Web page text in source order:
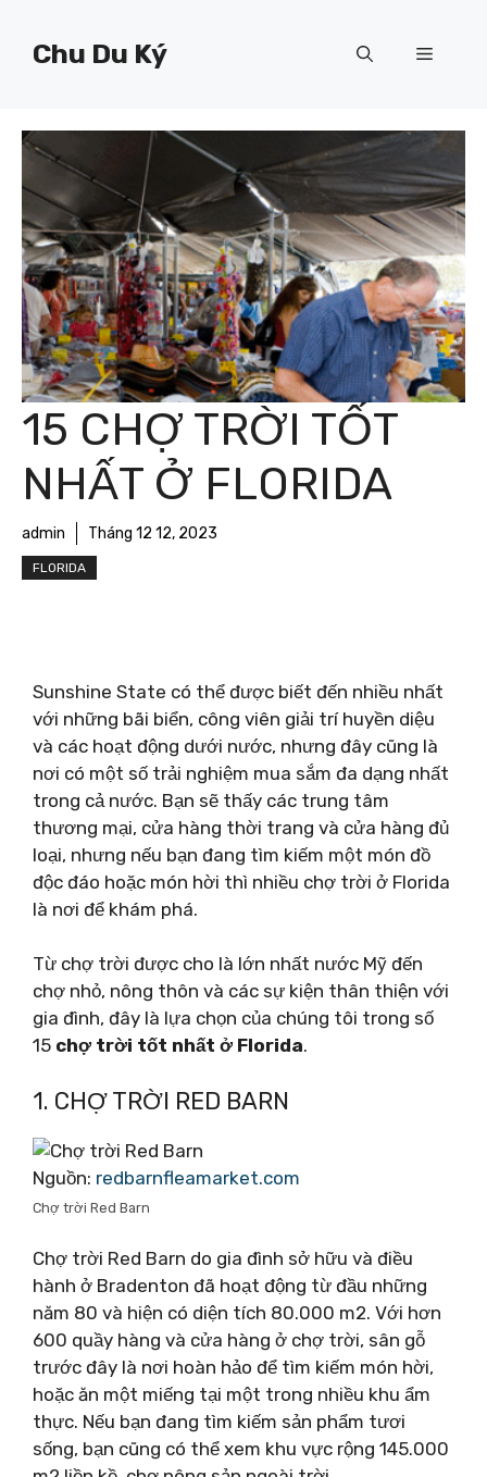
Chu Du Ký Menu
15 CHỢ TRỜI TỐT
NHẤT Ở FLORIDA
admin Tháng 12 12, 2023
FLORIDA
Sunshine State có thể được biết đến nhiều nhất
với những bãi biển, công viên giải trí huyền diệu
và các hoạt động dưới nước, nhưng đây cũng là
nơi có một số trải nghiệm mua sắm đa dạng nhất
trong cả nước. Bạn sẽ thấy các trung tâm
thương mại, cửa hàng thời trang và cửa hàng đủ
loại, nhưng nếu bạn đang tìm kiếm một món đồ
độc đáo hoặc món hời thì nhiều chợ trời ở Florida
là nơi để khám phá.
Từ chợ trời được cho là lớn nhất nước Mỹ đến
chợ nhỏ, nông thôn và các sự kiện thân thiện với
gia đình, đây là lựa chọn của chúng tôi trong số
15 chợ trời tốt nhất ở Florida.
1. CHỢ TRỜI RED BARN
Nguồn: redbarnfleamarket.com
Chợ trời Red Barn
Chợ trời Red Barn do gia đình sở hữu và điều
hành ở Bradenton đã hoạt động từ đầu những
năm 80 và hiện có diện tích 80.000 m2. Với hơn
600 quầy hàng và cửa hàng ở chợ trời, sân gỗ
trước đây là nơi hoàn hảo để tìm kiếm món hời,
hoặc ăn một miếng tại một trong nhiều khu ẩm
thực. Nếu bạn đang tìm kiếm sản phẩm tươi
sống, bạn cũng có thể xem khu vực rộng 145.000